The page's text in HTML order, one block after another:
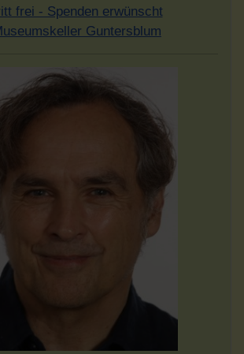
frei - Spenden erwünscht
Guntersblum